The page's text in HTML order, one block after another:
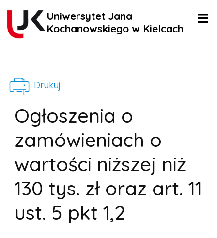
Uniwersytet Jana
Kochanowskiego w Kielcach
Drukuj
Ogłoszenia o
zamówieniach o
wartości niższej niż
130 tys. zł oraz art. 11
ust. 5 pkt 1,2